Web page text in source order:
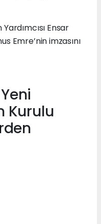
Ensar
Emre’nin imzasını
Kurulu